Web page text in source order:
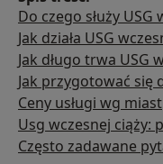
Do czego służy USG
Jak działa USG
Jak długo trwa USG
Jak przygotować się
Ceny usługi wg miast
Usg wczesnej ciąży:
Często zadawane